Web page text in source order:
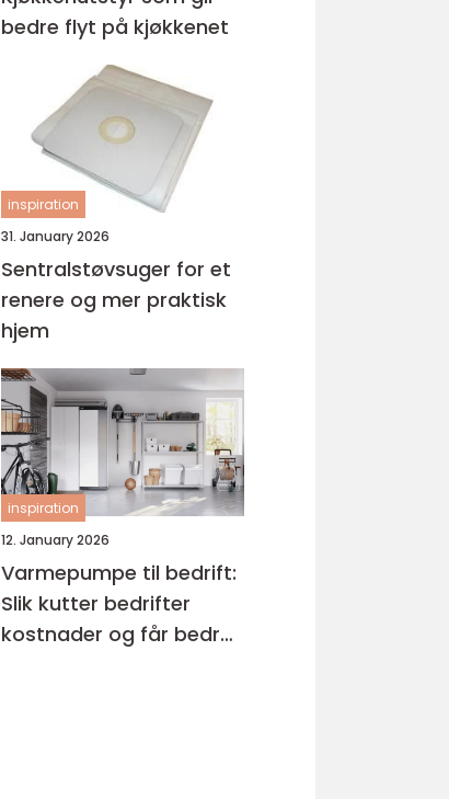
bedre flyt på kjøkkenet
inspiration
31. January 2026
Sentralstøvsuger for et
renere og mer praktisk
hjem
inspiration
12. January 2026
Varmepumpe til bedrift:
Slik kutter bedrifter
kostnader og får bedre